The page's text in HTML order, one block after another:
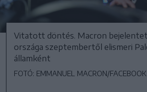
Vitatott döntés. Macron
országa szeptembertől elismeri
államként
FOTÓ: EMMANUEL MACRON/FACEBOOK